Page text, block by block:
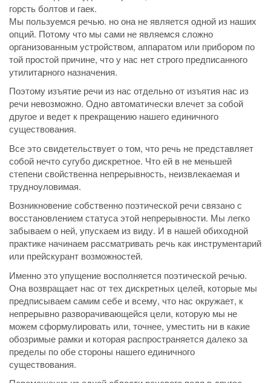
горсть болтов и гаек.
Мы пользуемся речью. но она не является одной из наших
опций. Потому что мы сами не являемся сложно
организованным устройством, аппаратом или прибором по
той простой причине, что у нас нет строго предписанного
утилитарного назначения.
Поэтому изъятие речи из нас отдельно от изъятия нас из
речи невозможно. Одно автоматически влечет за собой
другое и ведет к прекращению нашего единичного
существования.
Все это свидетельствует о том, что речь не представляет
собой нечто сугубо дискретное. Что ей в не меньшей
степени свойственна непрерывность, неизвлекаемая и
трудноуловимая.
Возникновение собственно поэтической речи связано с
восстановлением статуса этой непрерывности. Мы легко
забываем о ней, упускаем из виду. И в нашей обиходной
практике начинаем рассматривать речь как инструментарий
или прейскурант возможностей.
Именно это упущение восполняется поэтической речью.
Она возвращает нас от тех дискретных целей, которые мы
предписываем самим себе и всему, что нас окружает, к
непрерывно разворачивающейся цели, которую мы не
можем сформулировать или, точнее, уместить ни в какие
обозримые рамки и которая распространяется далеко за
пределы по обе стороны нашего единичного
существования.